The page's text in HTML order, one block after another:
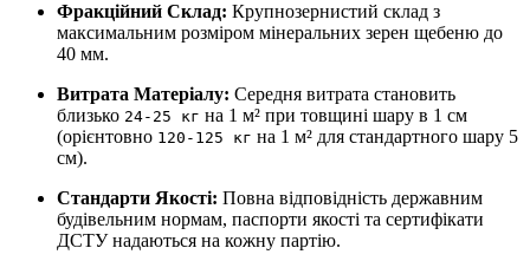
Фракційний Склад: Крупнозернистий склад з
максимальним розміром мінеральних зерен щебеню до
40 мм.
Витрата Матеріалу: Середня витрата становить
близько 24-25 кг на 1 м² при товщині шару в 1 см
(орієнтовно 120-125 кг на 1 м² для стандартного шару 5
см).
Стандарти Якості: Повна відповідність державним
будівельним нормам, паспорти якості та сертифікати
ДСТУ надаються на кожну партію.